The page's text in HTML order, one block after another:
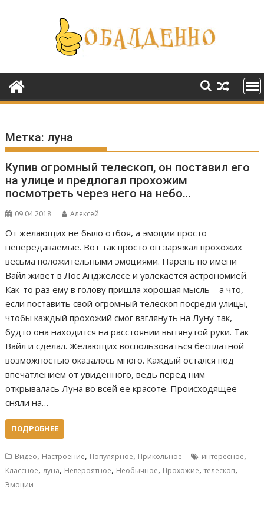
содержимому
Метка: луна
Купив огромный телескоп, он поставил его
на улице и предлогал прохожим
посмотреть через него на небо…
09.04.2018 Алексей
От желающих не было отбоя, а эмоции просто
непередаваемые. Вот так просто он заряжал прохожих
весьма положительными эмоциями. Парень по имени
Вайл живет в Лос Анджелесе и увлекается астрономией.
Как-то раз ему в голову пришла хорошая мысль – а что,
если поставить свой огромный телескоп посреди улицы,
чтобы каждый прохожий смог взглянуть на Луну так,
будто она находится на расстоянии вытянутой руки. Так
Вайл и сделал. Желающих воспользоваться бесплатной
возможностью оказалось много. Каждый остался под
впечатлением от увиденного, ведь перед ним
открывалась Луна во всей ее красоте. Происходящее
сняли на…
ПОДРОБНЕЕ
Видео, Настроение, Популярное, Прикольное интересное,
Классное,луна, Невероятное, Необычное, Прохожие,телескоп,
Эмоции